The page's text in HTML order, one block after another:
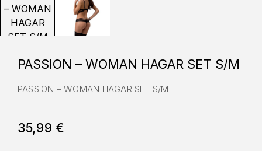
PASSION – WOMAN HAGAR SET S/M
PASSION – WOMAN HAGAR SET S/M
35,99 €